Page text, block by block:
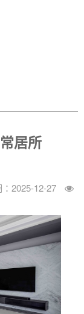
居所
2025-12-27